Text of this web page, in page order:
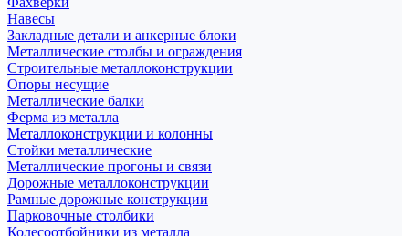
Навесы
Закладные детали и анкерные блоки
Металлические столбы и ограждения
Строительные металлоконструкции
Опоры несущие
Металлические балки
Ферма из металла
Металлоконструкции и колонны
Стойки металлические
Металлические прогоны и связи
Дорожные металлоконструкции
Рамные дорожные конструкции
Парковочные столбики
Колесоотбойники из металла